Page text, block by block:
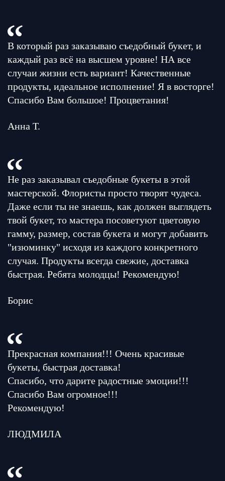
В который раз заказываю съедобный букет, и
каждый раз всё на высшем уровне! НА все
случаи жизни есть вариант! Качественные
продукты, идеальное исполнение! Я в восторге!
Спасибо Вам большое! Процветания!
Анна Т.
Не раз заказывал съедобные букеты в этой
мастерской. Флористы просто творят чудеса.
Даже если ты не знаешь, как должен выглядеть
твой букет, то мастера посоветуют цветовую
гамму, размер, состав букета и могут добавить
"изюминку" исходя из каждого конкретного
случая. Продукты всегда свежие, доставка
быстрая. Ребята молодцы! Рекомендую!
Борис
Прекрасная компания!!! Очень красивые
букеты, быстрая доставка!
Спасибо, что дарите радостные эмоции!!!
Спасибо Вам огромное!!!
Рекомендую!
ЛЮДМИЛА